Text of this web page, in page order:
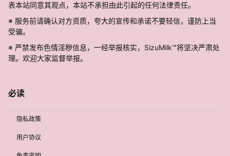
表本站同意其观点，本站不承担由此引起的任何法律责任。
※ 服务前请确认对方资质，夸大的宣传和承诺不要轻信，谨防上当
受骗。
※ 严禁发布色情淫秽信息，一经举报核实，SizuMilk™将坚决严肃处
理。欢迎大家监督举报。
必读
隐私政策
用户协议